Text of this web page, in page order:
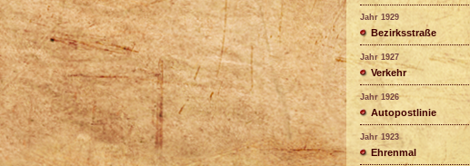
Jahr 1929
Bezirksstraße
Jahr 1927
Verkehr
Jahr 1926
Autopostlinie
Jahr 1923
Ehrenmal